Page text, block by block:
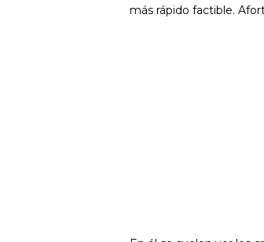
más rápido factible.